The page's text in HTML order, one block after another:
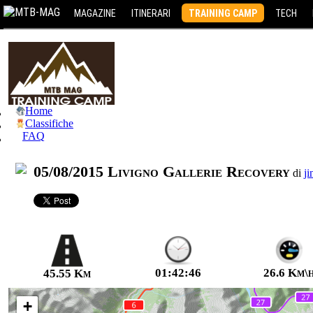
MAGAZINE ITINERARI TRAINING CAMP TECH
Home
Classifiche
FAQ
05/08/2015 Livigno Gallerie Recovery di
45.55 Km 01:42:46 26.6
+